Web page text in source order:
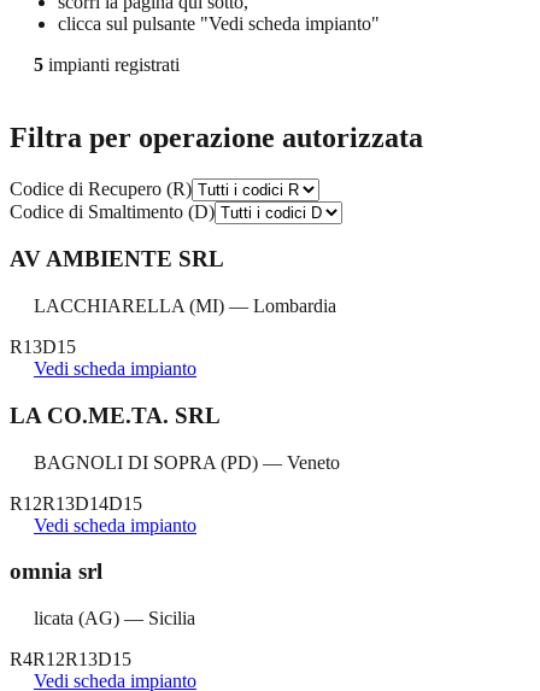
clicca sul pulsante "Vedi scheda impianto"
5 impianti registrati
Filtra per operazione autorizzata
Codice di Recupero (R)
Codice di Smaltimento (D)
AV AMBIENTE SRL
LACCHIARELLA (MI) — Lombardia
R13D15
Vedi scheda impianto
LA CO.ME.TA. SRL
BAGNOLI DI SOPRA (PD) — Veneto
R12R13D14D15
Vedi scheda impianto
omnia srl
licata (AG) — Sicilia
R4R12R13D15
Vedi scheda impianto